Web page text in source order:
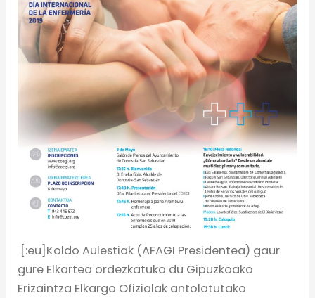
[:eu]Koldo Aulestiak (AFAGI Presidentea) gaur
gure Elkartea ordezkatuko du Gipuzkoako
Erizaintza Elkargo Ofizialak antolatutako